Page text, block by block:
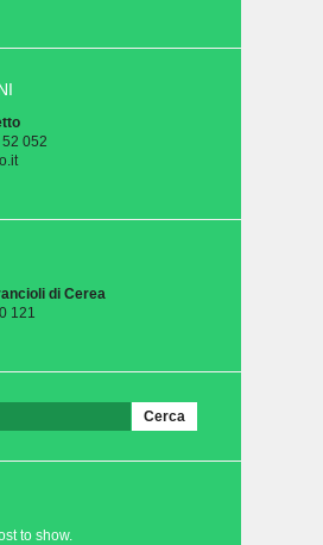
052
di Cerea
121
to show.